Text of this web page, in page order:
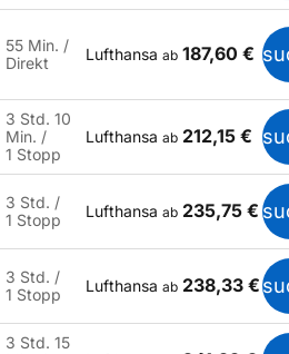
55 Min. /
Direkt
Lufthansa ab 187,60 €
3 Std. 10
Min. /
1 Stopp
Lufthansa ab 212,15 €
3 Std. /
1 Stopp
Lufthansa ab 235,75 €
3 Std. /
1 Stopp
Lufthansa ab 238,33 €
3 Std. 15